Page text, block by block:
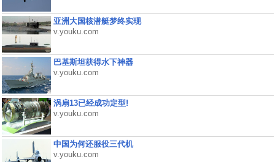
亚洲大国核潜艇梦终实现
v.youku.com
巴基斯坦获得水下神器
v.youku.com
涡扇13已经成功定型!
v.youku.com
中国为何还服役三代机
v.youku.com